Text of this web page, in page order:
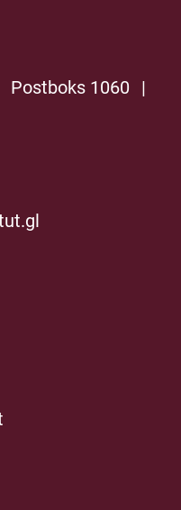
Postboks 1060
|